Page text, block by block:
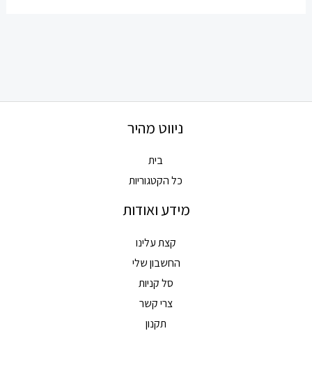
ניווט מהיר
בית
כל הקטגוריות
מידע ואודות
קצת עלינו
החשבון שלי
סל קניות
צרי קשר
תקנון